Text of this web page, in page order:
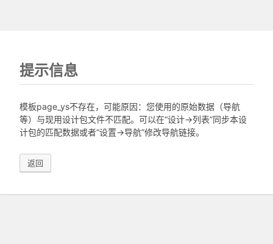
提示信息
模板page_ys不存在，可能原因：您使用的原始数据（导航
等）与现用设计包文件不匹配。可以在“设计->列表”同步本设
计包的匹配数据或者“设置->导航”修改导航链接。
返回